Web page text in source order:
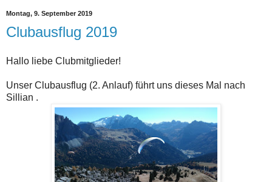
Montag, 9. September 2019
Clubausflug 2019
Hallo liebe Clubmitglieder!
Unser Clubausflug (2. Anlauf) führt uns dieses Mal nach
Sillian .